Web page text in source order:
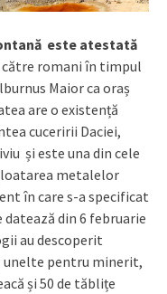
este atestată
romani în timpul
Maior ca oraș
are o existență
cuceririi Daciei,
și este una din cele
metalelor
în care s-a specificat
datează din 6 februarie
au descoperit
pentru minerit,
și 50 de tăblițe